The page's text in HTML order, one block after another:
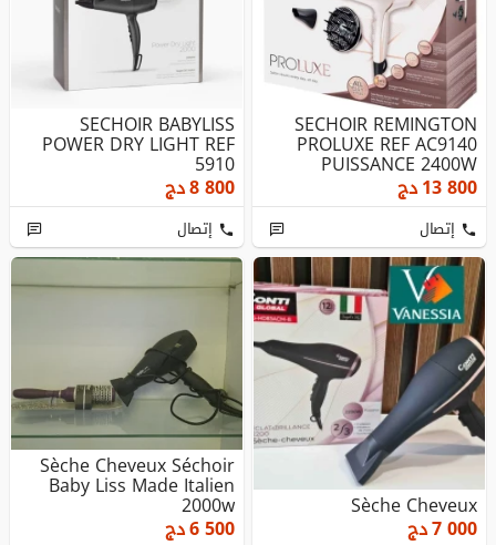
SECHOIR REMINGTON
PROLUXE REF AC9140
PUISSANCE 2400W
MOTEUR AC PROFESS...
13 800دج
إتصال
SECHOIR BABYLISS
POWER DRY LIGHT REF
5910
8 800دج
إتصال
Sèche Cheveux
7 000دج
Sèche Cheveux Séchoir
Baby Liss Made Italien
2000w
6 500دج